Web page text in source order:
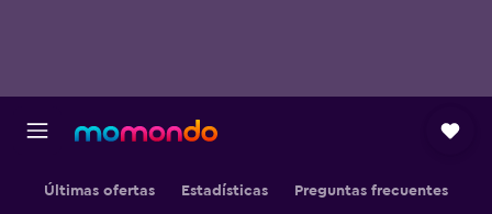
Últimas ofertas Estadísticas Preguntas frecuentes